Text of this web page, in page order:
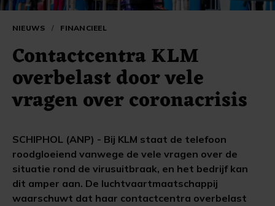
NIEUWS / FINANCIEEL
Contactcentra KLM
overbelast door vele
vragen over coronacrisis
SCHIPHOL (ANP) - Bij KLM staat de telefoon
roodgloeiend vanwege de vele vragen over de
situatie rond de virusuitbraak, en het bedrijf kan
dit amper aan. De luchtvaartmaatschappij
waarschuwt dat haar contactcentra overbelast